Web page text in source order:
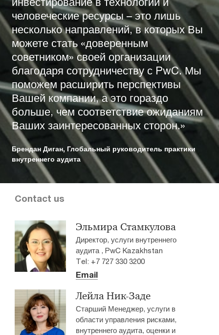
человеческие ресурсы – это лишь
несколько направлений, в которых Вы
можете стать «доверенным
советником» своей организации
благодаря сотрудничеству с PwC. Мы
поможем расширить перспективы
Вашей компании, а это гораздо
больше, чем соответствие ожиданиям
Ваших заинтересованных сторон.»
Брендан Диган, Глобальный руководитель практики
внутреннего аудита
Contact us
Эльмира Стамкулова
Директор, услуги внутреннего
аудита , PwC Kazakhstan
Tel: +7 727 330 3200
Email
Лейла Ник-Заде
Старший Менеджер, услуги в
области управления рисками,
внутреннего аудита, оценки и